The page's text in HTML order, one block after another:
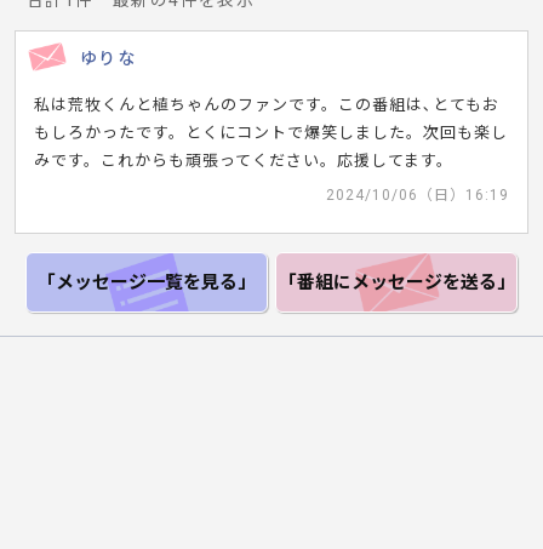
ゆりな
私は荒牧くんと植ちゃんのファンです。この番組は､とてもお
もしろかったです。とくにコントで爆笑しました。次回も楽し
みです。これからも頑張ってください。応援してます。
2024/10/06（日）16:19
「メッセージ一覧を見る」 「番組にメッセージを送る」